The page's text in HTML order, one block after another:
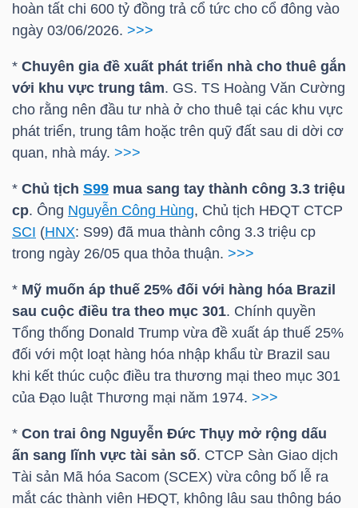
hoàn tất chi 600 tỷ đồng trả cổ tức cho cổ đông vào
ngày 03/06/2026. >>>
* Chuyên gia đề xuất phát triển nhà cho thuê gắn
với khu vực trung tâm. GS. TS Hoàng Văn Cường
cho rằng nên đầu tư nhà ở cho thuê tại các khu vực
phát triển, trung tâm hoặc trên quỹ đất sau di dời cơ
quan, nhà máy. >>>
* Chủ tịch S99 mua sang tay thành công 3.3 triệu
cp. Ông Nguyễn Công Hùng, Chủ tịch HĐQT CTCP
SCI (HNX: S99) đã mua thành công 3.3 triệu cp
trong ngày 26/05 qua thỏa thuận. >>>
* Mỹ muốn áp thuế 25% đối với hàng hóa Brazil
sau cuộc điều tra theo mục 301. Chính quyền
Tổng thống Donald Trump vừa đề xuất áp thuế 25%
đối với một loạt hàng hóa nhập khẩu từ Brazil sau
khi kết thúc cuộc điều tra thương mại theo mục 301
của Đạo luật Thương mại năm 1974. >>>
* Con trai ông Nguyễn Đức Thụy mở rộng dấu
ấn sang lĩnh vực tài sản số. CTCP Sàn Giao dịch
Tài sản Mã hóa Sacom (SCEX) vừa công bố lễ ra
mắt các thành viên HĐQT, không lâu sau thông báo
DOANH
NGHIỆP
CỔ
PHIẾU
PHÁI
SINH
TRÁI
PHIẾU
ĐẦU
TƯ